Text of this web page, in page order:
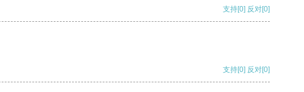
支持[0] 反对[0]
支持[0] 反对[0]